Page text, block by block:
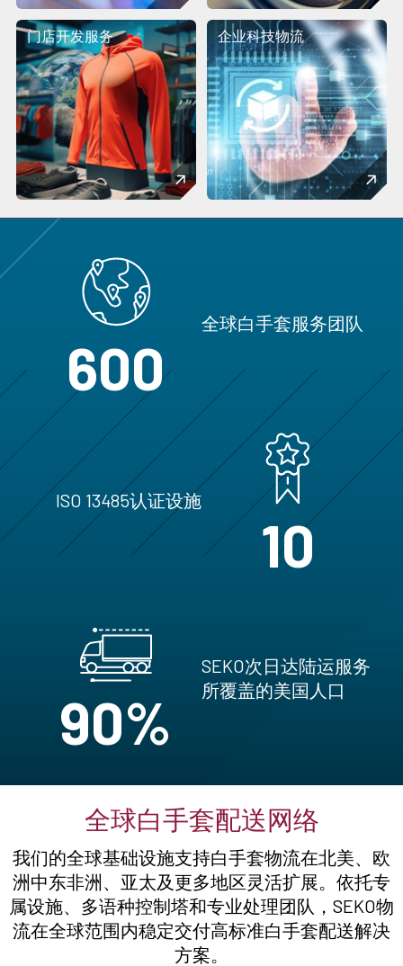
门店开发服务 企业科技物流
600
全球白手套服务团队
10
ISO 13485认证设施
90%
SEKO次日达陆运服务
所覆盖的美国人口
全球白手套配送网络
我们的全球基础设施支持白手套物流在北美、欧
洲中东非洲、亚太及更多地区灵活扩展。依托专
属设施、多语种控制塔和专业处理团队，SEKO物
流在全球范围内稳定交付高标准白手套配送解决
方案。